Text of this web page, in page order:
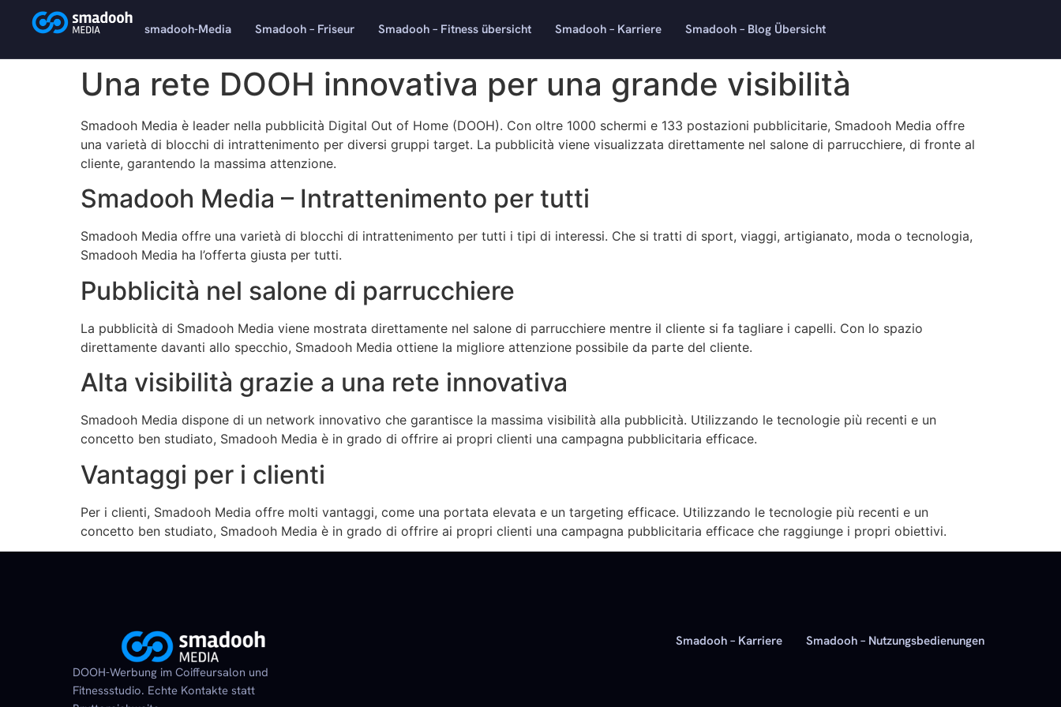
content
smadooh-Media
Smadooh – Friseur Smadooh – Fitness übersicht Smadooh – Karriere Smadooh – Blog Übersicht
Una rete DOOH innovativa per una grande visibilità
Smadooh Media è leader nella pubblicità Digital Out of Home (DOOH). Con oltre 1000 schermi e 133 postazioni pubblicitarie, Smadooh Media offre
una varietà di blocchi di intrattenimento per diversi gruppi target. La pubblicità viene visualizzata direttamente nel salone di parrucchiere, di fronte al
cliente, garantendo la massima attenzione.
Smadooh Media – Intrattenimento per tutti
Smadooh Media offre una varietà di blocchi di intrattenimento per tutti i tipi di interessi. Che si tratti di sport, viaggi, artigianato, moda o tecnologia,
Smadooh Media ha l’offerta giusta per tutti.
Pubblicità nel salone di parrucchiere
La pubblicità di Smadooh Media viene mostrata direttamente nel salone di parrucchiere mentre il cliente si fa tagliare i capelli. Con lo spazio
direttamente davanti allo specchio, Smadooh Media ottiene la migliore attenzione possibile da parte del cliente.
Alta visibilità grazie a una rete innovativa
Smadooh Media dispone di un network innovativo che garantisce la massima visibilità alla pubblicità. Utilizzando le tecnologie più recenti e un
concetto ben studiato, Smadooh Media è in grado di offrire ai propri clienti una campagna pubblicitaria efficace.
Vantaggi per i clienti
Per i clienti, Smadooh Media offre molti vantaggi, come una portata elevata e un targeting efficace. Utilizzando le tecnologie più recenti e un
concetto ben studiato, Smadooh Media è in grado di offrire ai propri clienti una campagna pubblicitaria efficace che raggiunge i propri obiettivi.
DOOH-Werbung im Coiffeursalon und
Fitnessstudio. Echte Kontakte statt
Smadooh – Karriere Smadooh – Nutzungsbedienungen